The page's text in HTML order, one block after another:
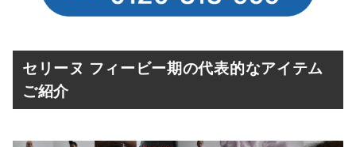
セリーヌ フィービー期の代表的なアイテム
ご紹介